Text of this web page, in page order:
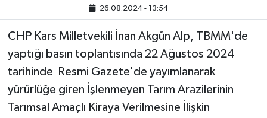
26.08.2024 - 13:54
CHP Kars Milletvekili İnan Akgün Alp, TBMM'de
yaptığı basın toplantısında 22 Ağustos 2024
tarihinde Resmi Gazete'de yayımlanarak
yürürlüğe giren İşlenmeyen Tarım Arazilerinin
Tarımsal Amaçlı Kiraya Verilmesine İlişkin
Yurt
2024 Seçim Sonuçları